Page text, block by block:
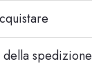
spedizione